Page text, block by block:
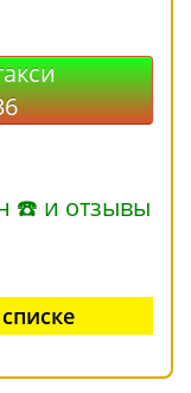
☎ и отзывы